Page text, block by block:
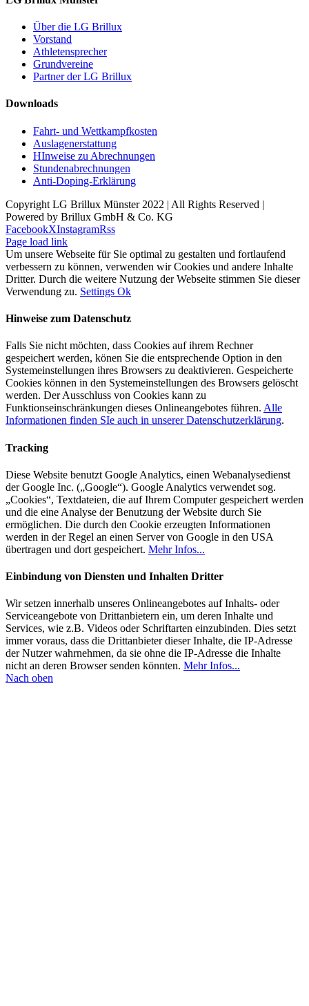
Über die LG Brillux
Vorstand
Athletensprecher
Grundvereine
Partner der LG Brillux
Downloads
Fahrt- und Wettkampfkosten
Auslagenerstattung
HInweise zu Abrechnungen
Stundenabrechnungen
Anti-Doping-Erklärung
Copyright LG Brillux Münster 2022 | All Rights Reserved |
Powered by Brillux GmbH & Co. KG
FacebookXInstagramRss
Page load link
Um unsere Webseite für Sie optimal zu gestalten und fortlaufend
verbessern zu können, verwenden wir Cookies und andere Inhalte
Dritter. Durch die weitere Nutzung der Webseite stimmen Sie dieser
Verwendung zu. Settings Ok
Hinweise zum Datenschutz
Falls Sie nicht möchten, dass Cookies auf ihrem Rechner
gespeichert werden, könen Sie die entsprechende Option in den
Systemeinstellungen ihres Browsers zu deaktivieren. Gespeicherte
Cookies können in den Systemeinstellungen des Browsers gelöscht
werden. Der Ausschluss von Cookies kann zu
Funktionseinschränkungen dieses Onlineangebotes führen. Alle
Informationen finden SIe auch in unserer Datenschutzerklärung.
Tracking
Diese Website benutzt Google Analytics, einen Webanalysedienst
der Google Inc. („Google“). Google Analytics verwendet sog.
„Cookies“, Textdateien, die auf Ihrem Computer gespeichert werden
und die eine Analyse der Benutzung der Website durch Sie
ermöglichen. Die durch den Cookie erzeugten Informationen
werden in der Regel an einen Server von Google in den USA
übertragen und dort gespeichert. Mehr Infos...
Einbindung von Diensten und Inhalten Dritter
Wir setzen innerhalb unseres Onlineangebotes auf Inhalts- oder
Serviceangebote von Drittanbietern ein, um deren Inhalte und
Services, wie z.B. Videos oder Schriftarten einzubinden. Dies setzt
immer voraus, dass die Drittanbieter dieser Inhalte, die IP-Adresse
der Nutzer wahrnehmen, da sie ohne die IP-Adresse die Inhalte
nicht an deren Browser senden könnten. Mehr Infos...
Nach oben